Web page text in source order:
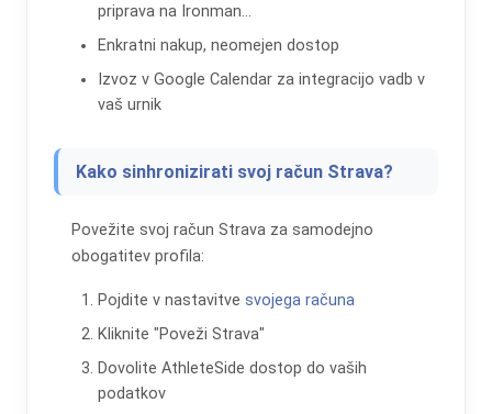
priprava na Ironman...
Enkratni nakup, neomejen dostop
Izvoz v Google Calendar za integracijo vadb v
vaš urnik
Kako sinhronizirati svoj račun Strava?
Povežite svoj račun Strava za samodejno
obogatitev profila:
Pojdite v nastavitve svojega računa
Kliknite "Poveži Strava"
Dovolite AthleteSide dostop do vaših
podatkov